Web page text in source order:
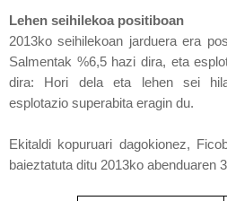
Lehen seihilekoa positiboan
2013ko seihilekoan jarduera era
Salmentak %6,5 hazi dira, eta
dira: Hori dela eta lehen sei
esplotazio superabita eragin du.
Ekitaldi kopuruari dagokionez,
baieztatuta ditu 2013ko abenduaren